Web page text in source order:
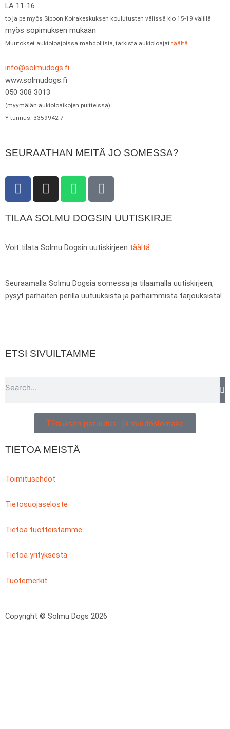
LA 11-16
to ja pe myös Sipoon Koirakeskuksen koulutusten välissä klo 15-19 välillä
myös sopimuksen mukaan
Muutokset aukioloajoissa mahdollisia, tarkista aukioloajattäältä
info@solmudogs.fi
www.solmudogs.fi
050 308 3013
(myymälän aukioloaikojen puitteissa)
Y-tunnus: 3359942-7
SEURAATHAN MEITÄ JO SOMESSA?
F
a
e
o
I
n
t
g
m
W
h
t
a
T
i
t
k
TILAA SOLMU DOGSIN UUTISKIRJE
Voit tilata Solmu Dogsin uutiskirjeen täältä.
Seuraamalla Solmu Dogsia somessa ja tilaamalla uutiskirjeen,
pysyt parhaiten perillä uutuuksista ja parhaimmista tarjouksista!
ETSI SIVUILTAMME
Tilauksen peruutus- ja muutoslomake
TIETOA MEISTÄ
Toimitusehdot
Tietosuojaseloste
Tietoa tuotteistamme
Tietoa yrityksestä
Tuotemerkit
Copyright © Solmu Dogs 2026